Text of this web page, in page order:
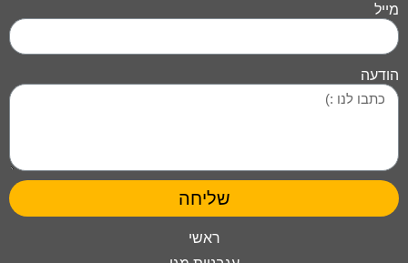
מייל
הודעה
שליחה
ראשי